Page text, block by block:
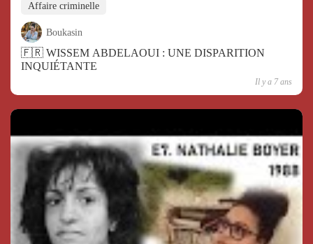
Affaire criminelle
Boukasin
🇫🇷 WISSEM ABDELAOUI : UNE DISPARITION
INQUIÉTANTE
Il y a 7 ans